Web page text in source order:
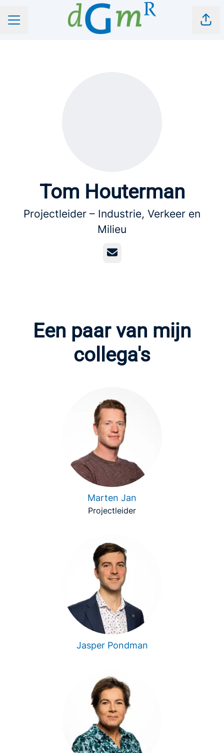
CARRIÈREMENU
Tom Houterman
Projectleider – Industrie, Verkeer en
Milieu
E-mailadres
Een paar van mijn
collega's
Marten Jan
Projectleider
Jasper Pondman